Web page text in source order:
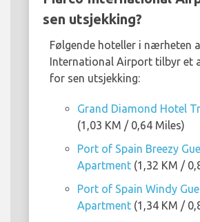
sen utsjekking?
Følgende hoteller i nærheten
International Airport tilbyr et
for sen utsjekking:
Grand Diamond Hotel
(1,03 KM / 0,64 Miles)
Port of Spain Breezy
Apartment (1,32 KM /
Port of Spain Windy
Apartment (1,34 KM /